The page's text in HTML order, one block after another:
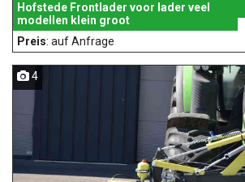
Hofstede Frontlader voor lader veel
modellen klein groot
Preis: auf Anfrage
4